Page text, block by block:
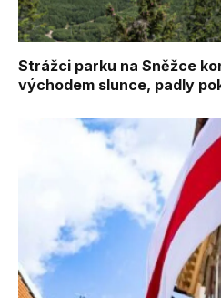
Strážci parku na Sněžce
východem slunce, padly